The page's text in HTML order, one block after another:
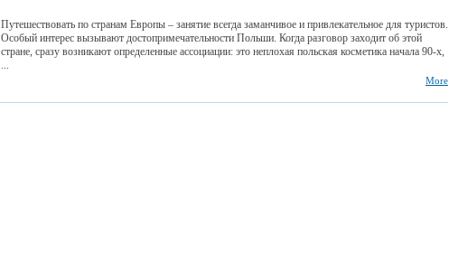
Путешествовать по странам Европы – занятие всегда заманчивое и привлекательное для туристов.
Особый интерес вызывают достопримечательности Польши. Когда разговор заходит об этой
стране, сразу возникают определенные ассоциации: это неплохая польская косметика начала 90-х,
...
More